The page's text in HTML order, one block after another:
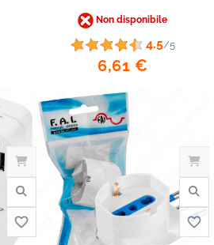
Non disponibile
4.5/5
6,61 €